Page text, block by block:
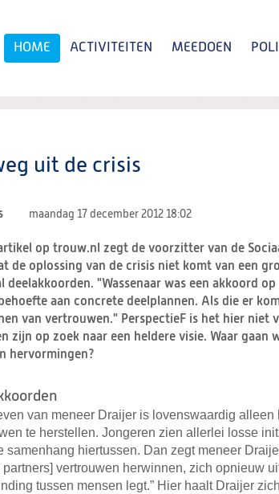
HOME ACTIVITEITEN MEEDOEN
uit de crisis
maandag 17 december 2012 18:02
op trouw.nl zegt de voorzitter van de
de oplossing van de crisis niet komt van een
deelakkoorden. "Wassenaar was een akkoord
aan concrete deelplannen. Als die er
van vertrouwen." PerspectieF is het hier niet
zijn op zoek naar een heldere visie. Waar gaan
hervormingen?
van meneer Draijer is lovenswaardig alleen
te herstellen. Jongeren zien allerlei losse
samenhang hiertussen. Dan zegt meneer
vertrouwen herwinnen, zich opnieuw
tussen mensen legt.” Hier haalt Draijer